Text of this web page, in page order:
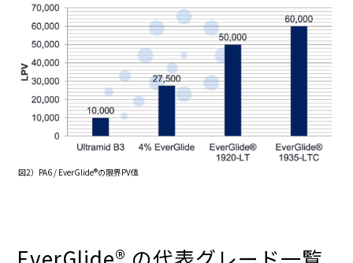
図2）PA6 / EverGlide®の限界PV値